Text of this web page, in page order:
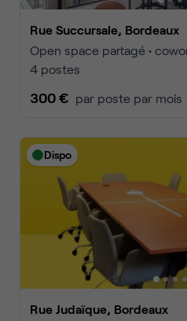
Rue Succursale, Bordeaux
Open space partagé •
4 postes
300 € par poste par mois
Dispo
Rue Judaïque, Bordeaux